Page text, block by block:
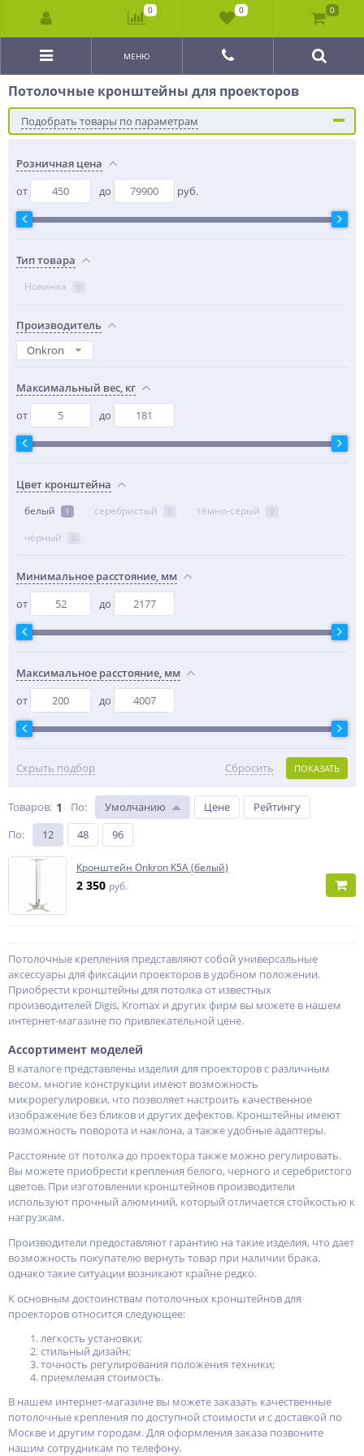
МЕНЮ
Потолочные кронштейны для проекторов
Подобрать товары по параметрам
Розничная цена
от
до руб.
Тип товара
Новинка 0
Производитель
Onkron
Максимальный вес, кг
от
до
Цвет кронштейна
белый 1 серебристый 0 тёмно-серый 0
чёрный 0
Минимальное расстояние, мм
от
до
Максимальное расстояние, мм
от
до
Скрыть подбор ПОКАЗАТЬ
Сбросить
Товаров: 1 По: Умолчанию Цене
Рейтингу
По: 12 48 96
Кронштейн Onkron K5A (белый)
2 350 руб.
Потолочные крепления представляют собой универсальные
аксессуары для фиксации проекторов в удобном положении.
Приобрести кронштейны для потолка от известных
производителей Digis, Kromax и других фирм вы можете в нашем
интернет-магазине по привлекательной цене.
Ассортимент моделей
В каталоге представлены изделия для проекторов с различным
весом, многие конструкции имеют возможность
микрорегулировки, что позволяет настроить качественное
изображение без бликов и других дефектов. Кронштейны имеют
возможность поворота и наклона, а также удобные адаптеры.
Расстояние от потолка до проектора также можно регулировать.
Вы можете приобрести крепления белого, черного и серебристого
цветов. При изготовлении кронштейнов производители
используют прочный алюминий, который отличается стойкостью к
нагрузкам.
Производители предоставляют гарантию на такие изделия, что дает
возможность покупателю вернуть товар при наличии брака,
однако такие ситуации возникают крайне редко.
К основным достоинствам потолочных кронштейнов для
проекторов относится следующее:
легкость установки;
стильный дизайн;
точность регулирования положения техники;
приемлемая стоимость.
В нашем интернет-магазине вы можете заказать качественные
потолочные крепления по доступной стоимости и с доставкой по
Москве и другим городам. Для оформления заказа позвоните
нашим сотрудникам по телефону.
0 0 0